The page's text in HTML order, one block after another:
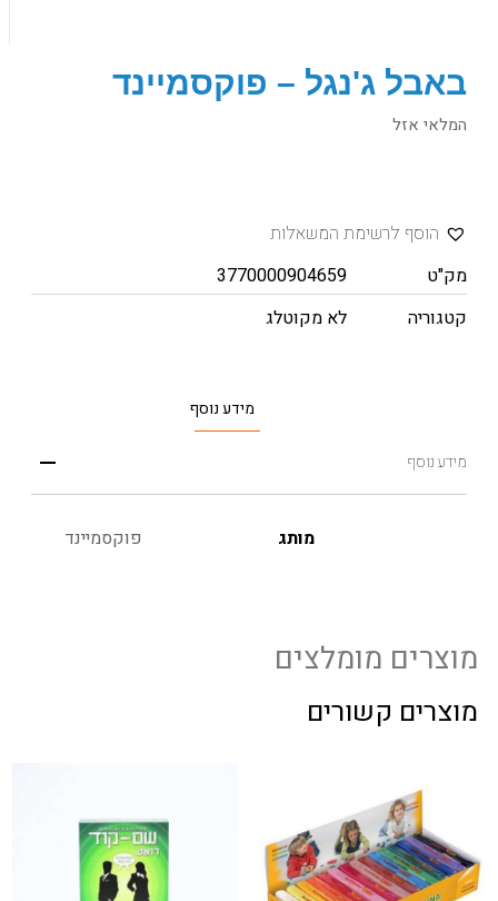
באבל ג'נגל – פוקסמיינד
המלאי אזל
הוסף לרשימת המשאלות
מק"ט
3770000904659
קטגוריה
לא מקוטלג
מידע נוסף
מידע נוסף
מותג פוקסמיינד
מוצרים מומלצים
מוצרים קשורים